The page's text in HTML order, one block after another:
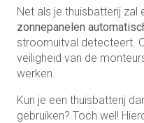
Net als je thuisbatterij zal
zonnepanelen
stroomuitval detecteert.
veiligheid van de
werken.
Kun je een thuisbatterij
gebruiken? Toch wel!